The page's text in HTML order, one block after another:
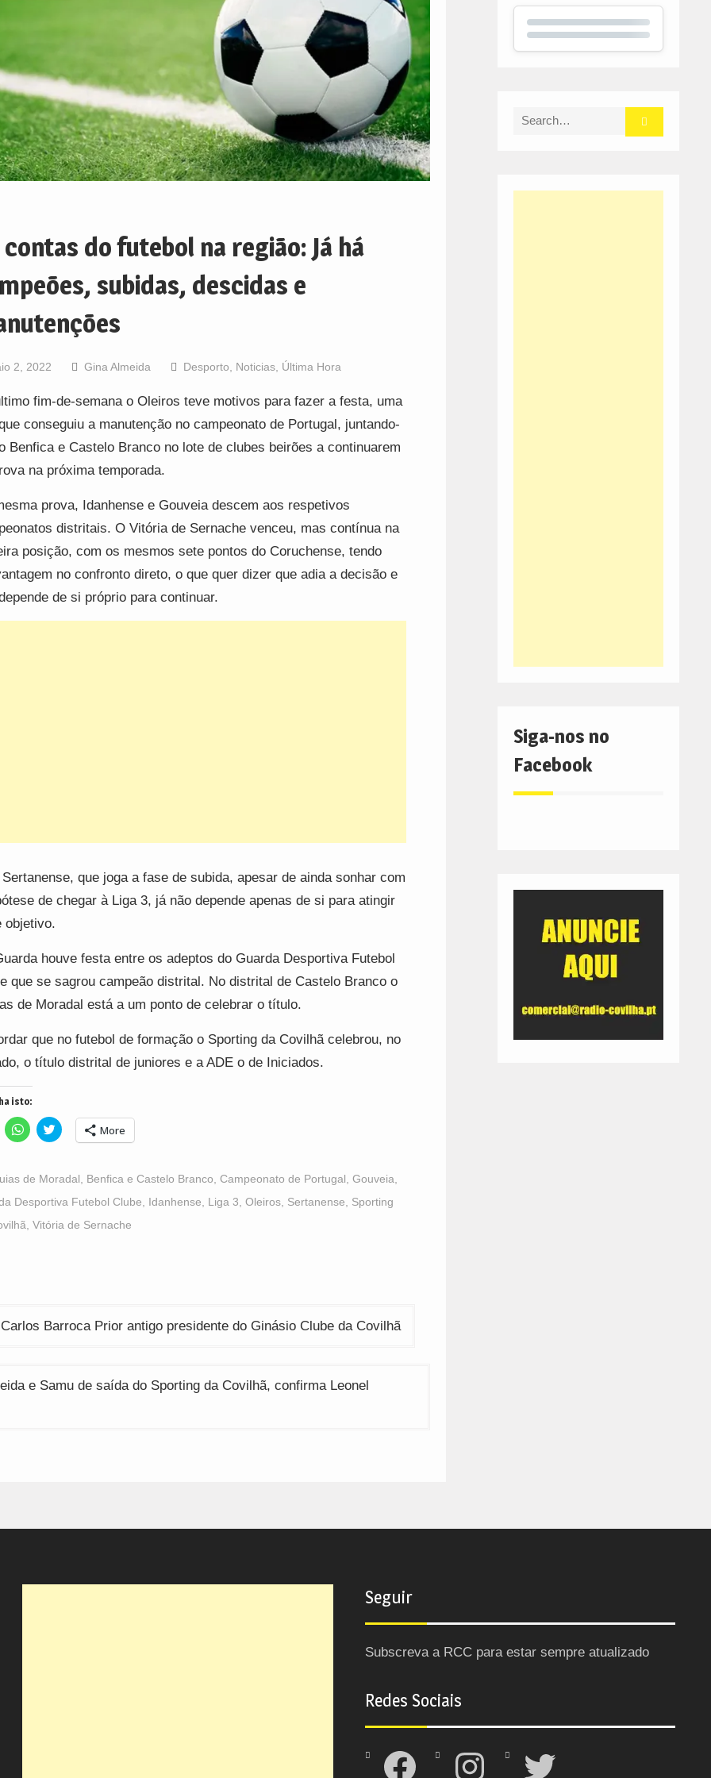
contas do futebol na região: Já há
subidas, descidas e
2, 2022 Gina Almeida Desporto Noticias, Última Hora
fim-de-semana o Oleiros teve motivos para fazer a festa, uma
conseguiu a manutenção no campeonato de Portugal, juntando-
Benfica e Castelo Branco no lote de clubes beirões a continuarem
na próxima temporada.
prova, Idanhense e Gouveia descem aos respetivos
distritais. O Vitória de Sernache venceu, mas contínua na
posição, com os mesmos sete pontos do Coruchense, tendo
no confronto direto, o que quer dizer que adia a decisão e
de si próprio para continuar.
que joga a fase de subida, apesar de ainda sonhar com
de chegar à Liga 3, já não depende apenas de si para atingir
objetivo.
houve festa entre os adeptos do Guarda Desportiva Futebol
que se sagrou campeão distrital. No distrital de Castelo Branco o
de Moradal está a um ponto de celebrar o título.
que no futebol de formação o Sporting da Covilhã celebrou, no
o título distrital de juniores e a ADE o de Iniciados.
isto:
Click
to
(Opens
new
window)
Click
to
share
(Opens
new
window)
More
de Moradal Benfica e Castelo Branco Campeonato de Portugal Gouveia
Desportiva Futebol Clube
Idanhense Liga 3 Oleiros, Sertanense
Sporting
Vitória de Sernache
Barroca Prior antigo presidente do Ginásio Clube da Covilhã
e Samu de saída do Sporting da Covilhã, confirma Leonel
Search
Siga-nos no
Facebook
Seguir
Subscreva a RCC para estar sempre atualizado
Redes Sociais
Facebook Instagram Twitter